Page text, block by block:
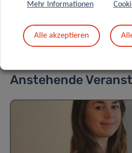
Anstehende
Mehr Informationen
Alle akzeptieren